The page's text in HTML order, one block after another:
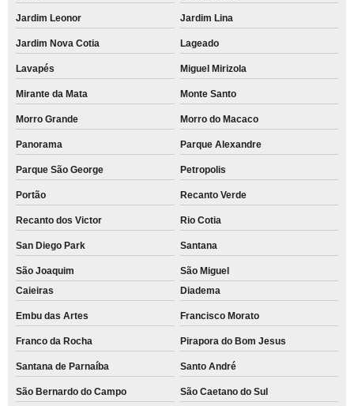
Jardim Leonor Jardim Lina
Jardim Nova Cotia Lageado
Lavapés Miguel Mirizola
Mirante da Mata Monte Santo
Morro Grande Morro do Macaco
Panorama Parque Alexandre
Parque São George Petropolis
Portão Recanto Verde
Recanto dos Victor Rio Cotia
San Diego Park Santana
São Joaquim
São Miguel
Caieiras
Diadema
Embu das Artes Francisco Morato
Franco da Rocha Pirapora do Bom Jesus
Santana de Parnaíba Santo André
São Bernardo do Campo São Caetano do Sul